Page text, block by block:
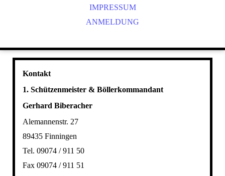
IMPRESSUM
ANMELDUNG
Kontakt
1. Schützenmeister & Böllerkommandant
Gerhard Biberacher
Alemannenstr. 27
89435 Finningen
Tel. 09074 / 911 50
Fax 09074 / 911 51